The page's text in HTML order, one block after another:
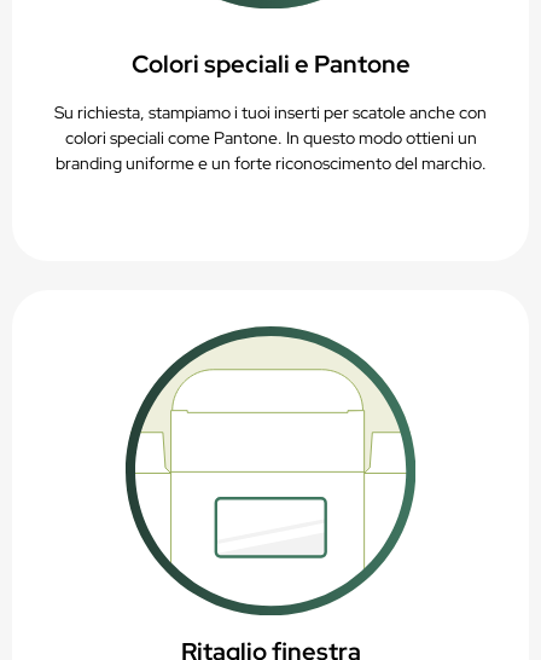
Colori speciali e Pantone
Su richiesta, stampiamo i tuoi inserti per scatole anche con
colori speciali come Pantone. In questo modo ottieni un
branding uniforme e un forte riconoscimento del marchio.
Ritaglio finestra